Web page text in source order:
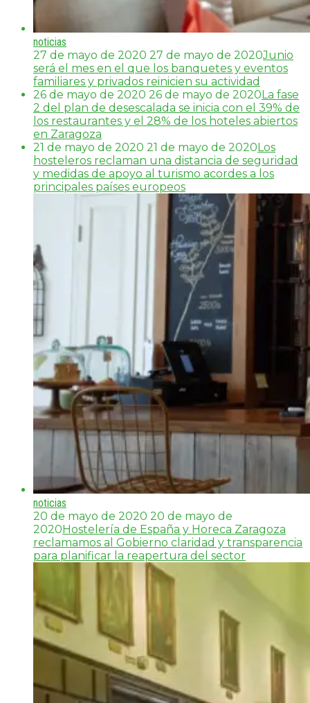
noticias
27 de mayo de 2020 27 de mayo de 2020Junio
será el mes en el que los banquetes y eventos
familiares y privados reinicien su actividad
26 de mayo de 2020 26 de mayo de 2020 La fase
2 del plan de desescalada se inicia con el 39% de
los restaurantes y el 28% de los hoteles abiertos
en Zaragoza
21 de mayo de 2020 21 de mayo de 2020 Los
hosteleros reclaman una distancia de seguridad
y medidas de apoyo al turismo acordes a los
principales países europeos
noticias
20 de mayo de 2020 20 de mayo de
2020 Hostelería de España y Horeca Zaragoza
reclamamos al Gobierno claridad y transparencia
para planificar la reapertura del sector